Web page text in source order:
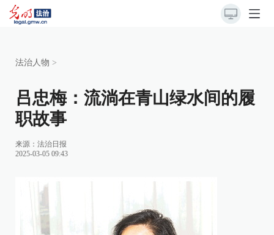
法治人物 >
吕忠梅：流淌在青山绿水间的履
职故事
来源： 法治日报
2025-03-05 09:43